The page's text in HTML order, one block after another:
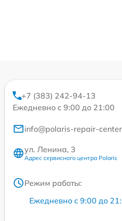
+7 (383) 242-94-13
Ежедневно с 9:00 до 21:00
info@polaris-repair-
ул. Ленина, 3
Адрес сервисного центра Polaris
Режим работы:
Ежедневно с 9:00 до